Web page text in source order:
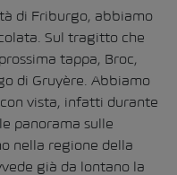
di Friburgo, abbiamo
Sul tragitto che
tappa, Broc,
di Gruyère. Abbiamo
vista, infatti durante
panorama sulle
nella regione della
già da lontano la